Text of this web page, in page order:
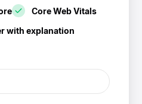
Core Web Vitals
with explanation